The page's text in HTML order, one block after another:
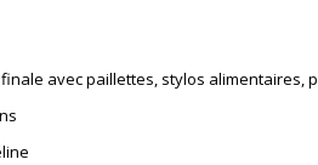
avec paillettes, stylos alimentaires,